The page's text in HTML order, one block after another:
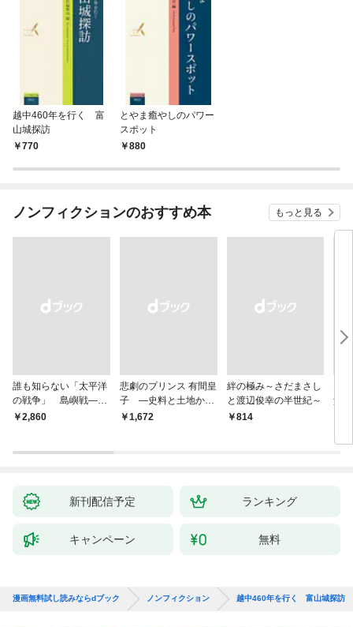
越中460年を行く 富
山城探訪
770
とやま癒やしのパワー
スポット
880
ノンフィクションのおすすめ本 もっと見る
誰も知らない「太平洋
の戦争」 島嶼戦――
マッカーサーとの激闘
￥2,860
悲劇のプリンス 有間皇
子 ―史料と土地から
読み直す十九年の生涯
￥1,672
絆の極み～さだまさし
と渡辺俊幸の半世紀～
￥814
父
新刊配信予定 ランキング
キャンペーン 無料
漫画無料試し読みならdブック ノンフィクション 越中460年を行く 富山城探訪